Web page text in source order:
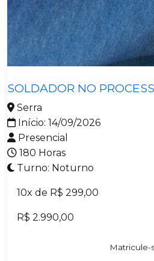
SOLDADOR NO
Serra
Início: 14/09/2026
Presencial
180 Horas
Turno: Noturno
10x de R$ 299,00
R$ 2.990,00
Matricule-